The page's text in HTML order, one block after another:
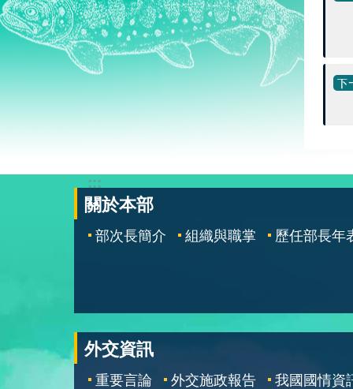
:::
關於本部
部次長簡介 組織與職掌 歷任部長年
外交資訊
重要言論 外交施政報告
我國國情資